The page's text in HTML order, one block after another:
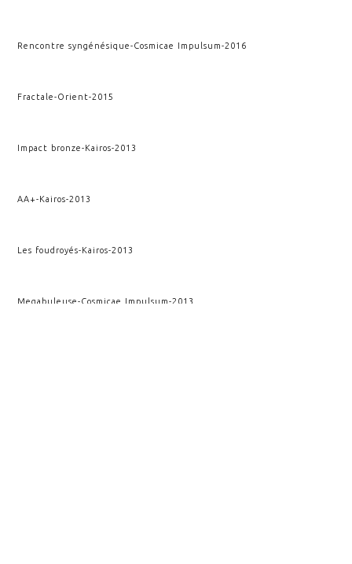
Rencontre syngénésique-Cosmicae Impulsum-2016
Fractale-Orient-2015
Impact bronze-Kairos-2013
AA+-Kairos-2013
Les foudroyés-Kairos-2013
Megabuleuse-Cosmicae Impulsum-2013